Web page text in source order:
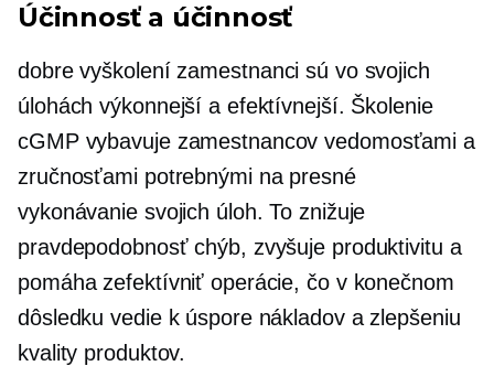
Účinnosť a účinnosť
dobre vyškolenízamestnanci sú vo svojich
úlohách výkonnejší a efektívnejší. Školenie
cGMP vybavuje zamestnancov vedomosťami a
zručnosťami potrebnými na presné
vykonávanie svojich úloh. To znižuje
pravdepodobnosť chýb, zvyšuje produktivitu a
pomáha zefektívniť operácie, čo v konečnom
dôsledku vedie k úspore nákladov a zlepšeniu
kvality produktov.